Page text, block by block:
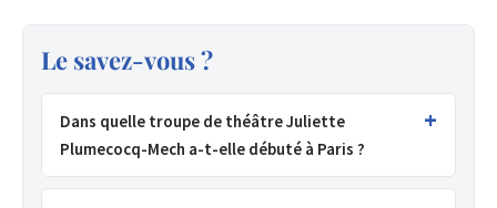
Le savez-vous ?
Dans quelle troupe de théâtre Juliette
Plumecocq-Mech a-t-elle débuté à Paris ?